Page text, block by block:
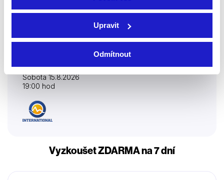
Upravit
Odmítnout
Sobota 15.8.2026
Televízne noviny
Sobota 15.8.2026
19:00 hod
Vyzkoušet ZDARMA na 7 dní